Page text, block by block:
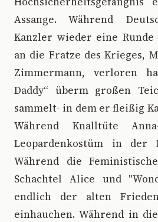
Assange. Während
Kanzler wieder eine Runde
an die Fratze des Krieges,
Zimmermann, verloren
Daddy“ überm großen
sammelt- in dem er fleißig
Während Knalltüte
Leopardenkostüm in
Während die
Schachtel Alice und
endlich der alten
einhauchen. Während in